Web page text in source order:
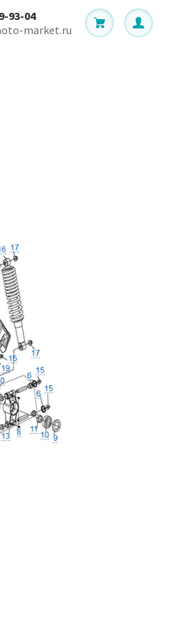
93-04
market.ru